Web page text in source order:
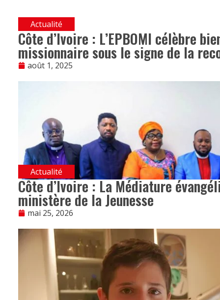
Actualité
Côte d’Ivoire : L’EPBOMI célèbre
missionnaire sous le signe de la
août 1, 2025
Actualité
Côte d’Ivoire : La Médiature
ministère de la Jeunesse
mai 25, 2026